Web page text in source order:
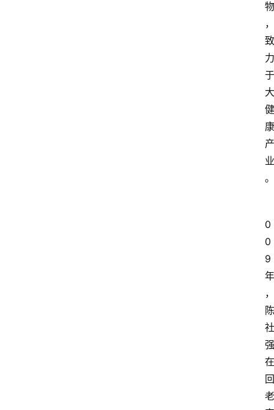
物
，
致
力
于
大
健
康
产
业
。
0
0
9
年
，
陈
社
强
在
回
老